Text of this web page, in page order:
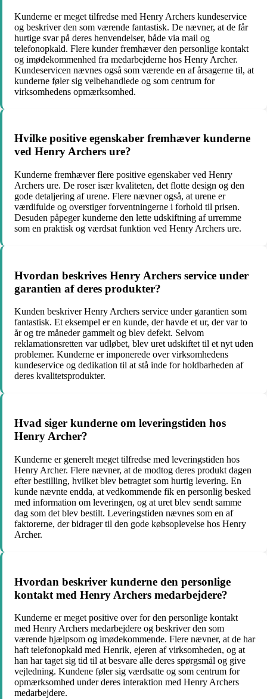
Kunderne er meget tilfredse med Henry Archers kundeservice
og beskriver den som værende fantastisk. De nævner, at de får
hurtige svar på deres henvendelser, både via mail og
telefonopkald. Flere kunder fremhæver den personlige kontakt
og imødekommenhed fra medarbejderne hos Henry Archer.
Kundeservicen nævnes også som værende en af årsagerne til, at
kunderne føler sig velbehandlede og som centrum for
virksomhedens opmærksomhed.
Hvilke positive egenskaber fremhæver kunderne
ved Henry Archers ure?
Kunderne fremhæver flere positive egenskaber ved Henry
Archers ure. De roser især kvaliteten, det flotte design og den
gode detaljering af urene. Flere nævner også, at urene er
værdifulde og overstiger forventningerne i forhold til prisen.
Desuden påpeger kunderne den lette udskiftning af urremme
som en praktisk og værdsat funktion ved Henry Archers ure.
Hvordan beskrives Henry Archers service under
garantien af deres produkter?
Kunden beskriver Henry Archers service under garantien som
fantastisk. Et eksempel er en kunde, der havde et ur, der var to
år og tre måneder gammelt og blev defekt. Selvom
reklamationsretten var udløbet, blev uret udskiftet til et nyt uden
problemer. Kunderne er imponerede over virksomhedens
kundeservice og dedikation til at stå inde for holdbarheden af
deres kvalitetsprodukter.
Hvad siger kunderne om leveringstiden hos
Henry Archer?
Kunderne er generelt meget tilfredse med leveringstiden hos
Henry Archer. Flere nævner, at de modtog deres produkt dagen
efter bestilling, hvilket blev betragtet som hurtig levering. En
kunde nævnte endda, at vedkommende fik en personlig besked
med information om leveringen, og at uret blev sendt samme
dag som det blev bestilt. Leveringstiden nævnes som en af
faktorerne, der bidrager til den gode købsoplevelse hos Henry
Archer.
Hvordan beskriver kunderne den personlige
kontakt med Henry Archers medarbejdere?
Kunderne er meget positive over for den personlige kontakt
med Henry Archers medarbejdere og beskriver den som
værende hjælpsom og imødekommende. Flere nævner, at de har
haft telefonopkald med Henrik, ejeren af virksomheden, og at
han har taget sig tid til at besvare alle deres spørgsmål og give
vejledning. Kundene føler sig værdsatte og som centrum for
opmærksomhed under deres interaktion med Henry Archers
medarbejdere.